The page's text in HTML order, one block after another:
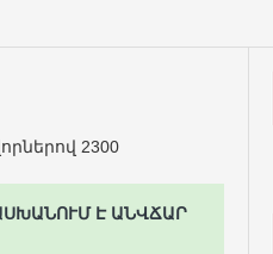
Է ԱՆՎՃԱՐ
2300